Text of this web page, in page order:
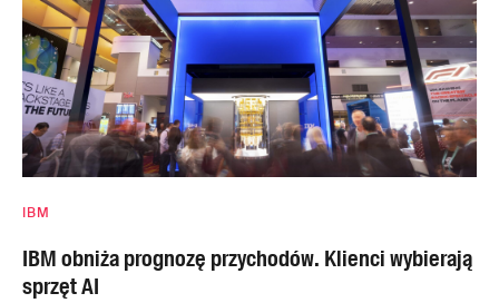
IBM
IBM obniża prognozę przychodów. Klienci wybierają
sprzęt AI